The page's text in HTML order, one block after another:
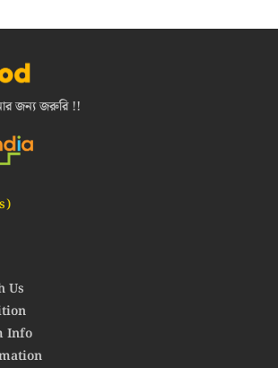
জন্য জরুরি !!
Us
Info